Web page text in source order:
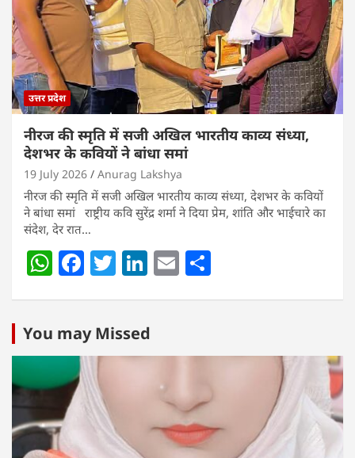
p o
k
उत्तर प्रदेश
नीरज की स्मृति में सजी अखिल भारतीय काव्य संध्या,
देशभर के कवियों ने बांधा समां
19 July 2026 Anurag Lakshya
नीरज की स्मृति में सजी अखिल भारतीय काव्य संध्या, देशभर के कवियों
ने बांधा समां राष्ट्रीय कवि सुरेंद्र शर्मा ने दिया प्रेम, शांति और भाईचारे का
संदेश, देर रात…
W
s
A
p
p
F
e
b
o
o
k
T
er
Li
e
dI
n
E
You may Missed